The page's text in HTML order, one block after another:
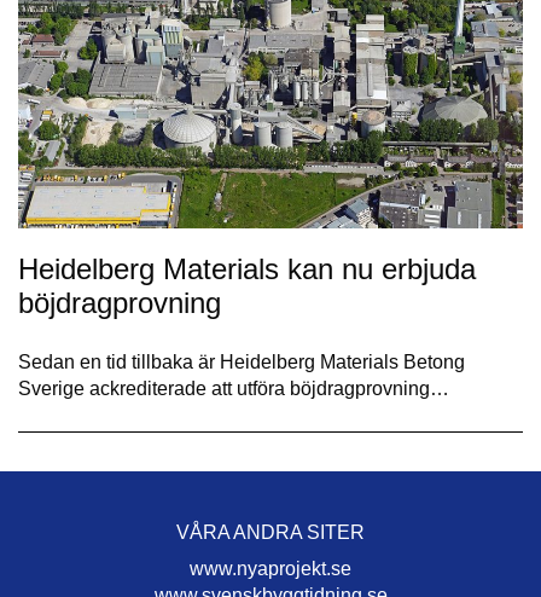
Heidelberg Materials kan nu erbjuda
böjdragprovning
Sedan en tid tillbaka är Heidelberg Materials Betong
Sverige ackrediterade att utföra böjdragprovning…
VÅRA ANDRA SITER
www.nyaprojekt.se